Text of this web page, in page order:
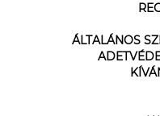
ÁLTALÁNOS